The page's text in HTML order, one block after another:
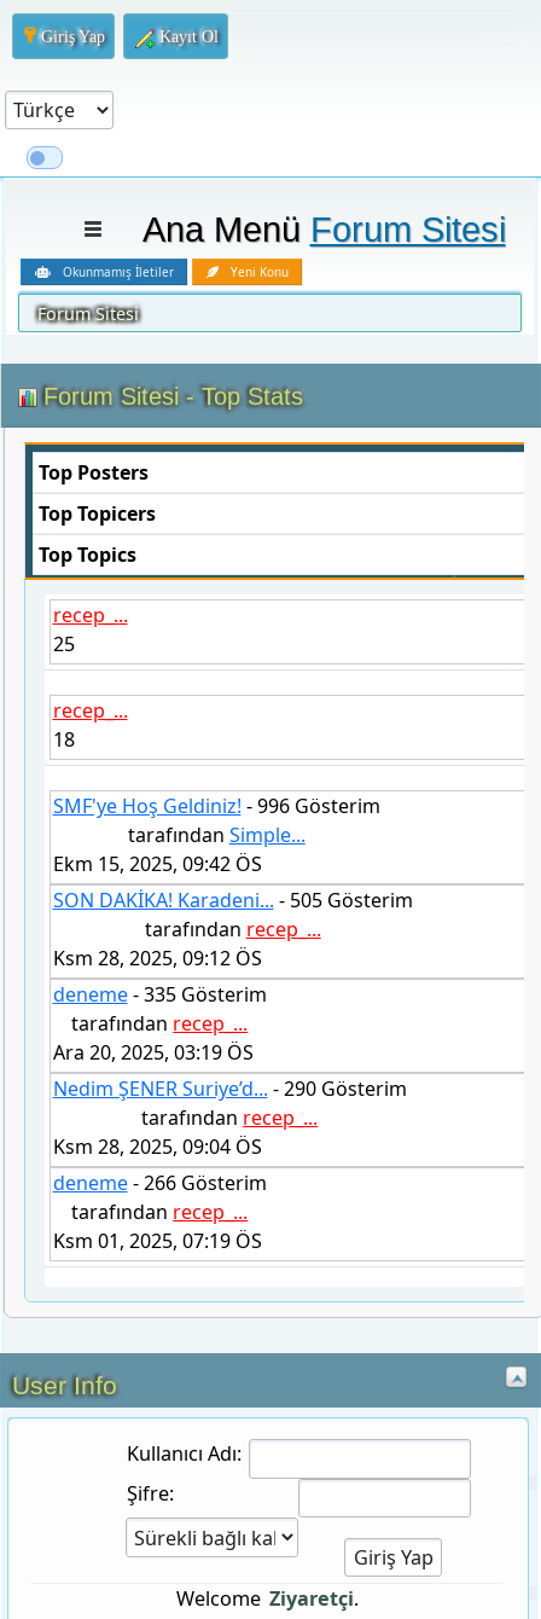
Giriş Yap Kayıt Ol
Ana Menü Forum Sitesi
Okunmamış İletiler Yeni Konu
Forum Sitesi
Forum Sitesi - Top Stats
Top Posters
Top Topicers
Top Topics
recep_...
25
recep_...
18
SMF'ye Hoş Geldiniz! - 996 Gösterim
tarafından Simple...
Ekm 15, 2025, 09:42 ÖS
SON DAKİKA! Karadeni... - 505 Gösterim
tarafından recep_...
Ksm 28, 2025, 09:12 ÖS
deneme- 335 Gösterim
tarafından recep_...
Ara 20, 2025, 03:19 ÖS
Nedim ŞENER Suriye’d... - 290 Gösterim
tarafından recep_...
Ksm 28, 2025, 09:04 ÖS
deneme- 266 Gösterim
tarafından recep_...
Ksm 01, 2025, 07:19 ÖS
Ziyaretçi.
Please log in.